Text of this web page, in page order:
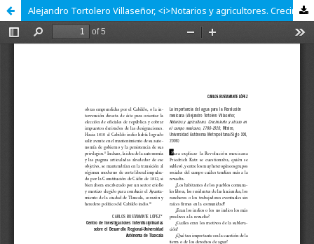
Alejandro Tortolero Villaseñor, <i>Notarios y agricultores. Crecimiento y atraso en el campo mexicano, 1780-1920</i>, México, Universidad Autónoma Metropolitana/Siglo XXI, 2008.